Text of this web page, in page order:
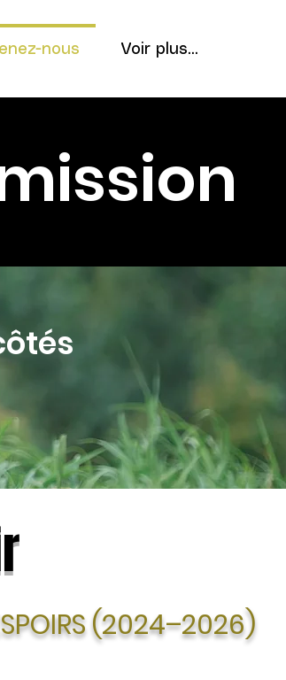
nous Voir plus...
(2024–2026)